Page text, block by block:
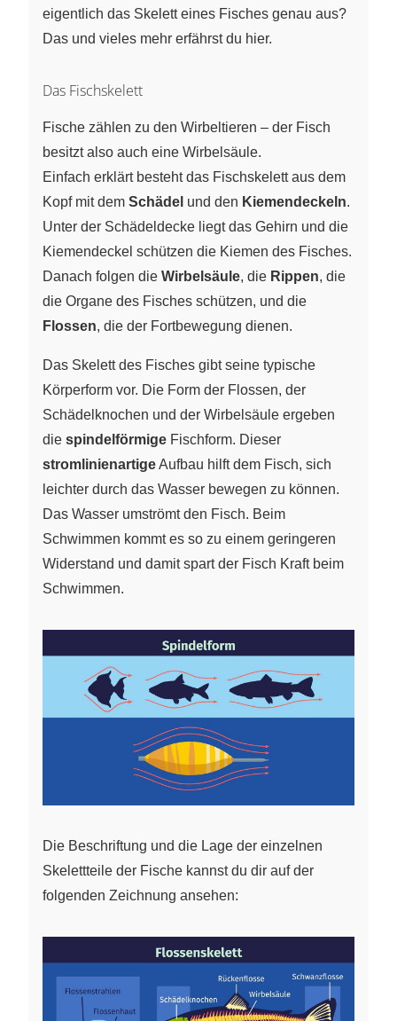
eigentlich das Skelett eines Fisches genau aus?
Das und vieles mehr erfährst du hier.
Das Fischskelett
Fische zählen zu den Wirbeltieren – der Fisch
besitzt also auch eine Wirbelsäule.
Einfach erklärt besteht das Fischskelett aus dem
Kopf mit dem Schädel und den Kiemendeckeln.
Unter der Schädeldecke liegt das Gehirn und die
Kiemendeckel schützen die Kiemen des Fisches.
Danach folgen die Wirbelsäule, die Rippen, die
die Organe des Fisches schützen, und die
Flossen, die der Fortbewegung dienen.
Das Skelett des Fisches gibt seine typische
Körperform vor. Die Form der Flossen, der
Schädelknochen und der Wirbelsäule ergeben
die spindelförmige Fischform. Dieser
stromlinienartigeAufbau hilft dem Fisch, sich
leichter durch das Wasser bewegen zu können.
Das Wasser umströmt den Fisch. Beim
Schwimmen kommt es so zu einem geringeren
Widerstand und damit spart der Fisch Kraft beim
Schwimmen.
Die Beschriftung und die Lage der einzelnen
Skelettteile der Fische kannst du dir auf der
folgenden Zeichnung ansehen: